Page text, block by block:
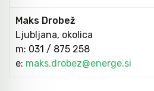
Maks Drobež
Ljubljana, okolica
m: 031 / 875 258
e: maks.drobez@energe.si